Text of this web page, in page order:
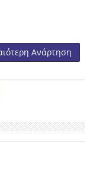
Ανάρτηση